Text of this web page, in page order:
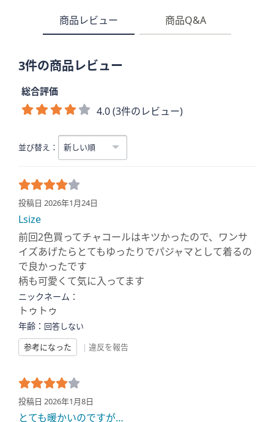
商品レビュー 商品Q&A
3件の商品レビュー
総合評価
4.0 (3件のレビュー)
並び替え：
投稿日 2026年1月24日
Lsize
前回2色買ってチャコールはキツかったので、ワンサ
イズあげたらとてもゆったりでパジャマとして着るの
で良かったです
柄も可愛くて気に入ってます
ニックネーム：
トゥトゥ
年齢： 回答しない
参考になった
| 違反を報告
投稿日 2026年1月8日
とても暖かいのですが…